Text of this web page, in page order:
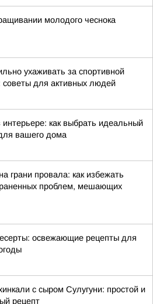
молодого чеснока
ухаживать за спортивной
для активных людей
как выбрать идеальный
вашего дома
грани провала: как избежать
проблем, мешающих
освежающие рецепты для
с сыром Сулугуни: простой и
рецепт